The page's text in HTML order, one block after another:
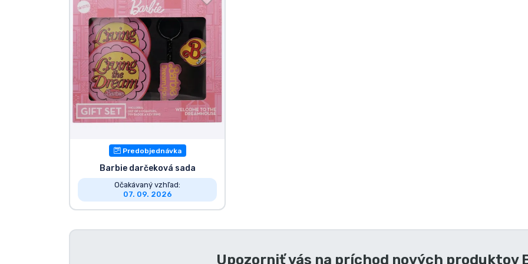
Predobjednávka
Barbie darčeková sada
Očakávaný vzhľad:
07. 09. 2026
Upozorniť vás na príchod nových produktov
Zoradiť podľa série
Zoradiť podľa filmov
Zoradiť podľa karikatúry
Zoradiť podľa Anime
Zoradiť podľa hier
Zoradiť podľa športu